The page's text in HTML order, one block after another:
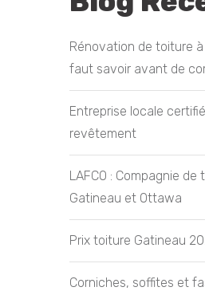
Rénovation de toiture à
faut savoir avant de
Entreprise locale
revêtement
LAFCO : Compagnie
Gatineau et Ottawa
Prix toiture Gatineau
Corniches, soffites et